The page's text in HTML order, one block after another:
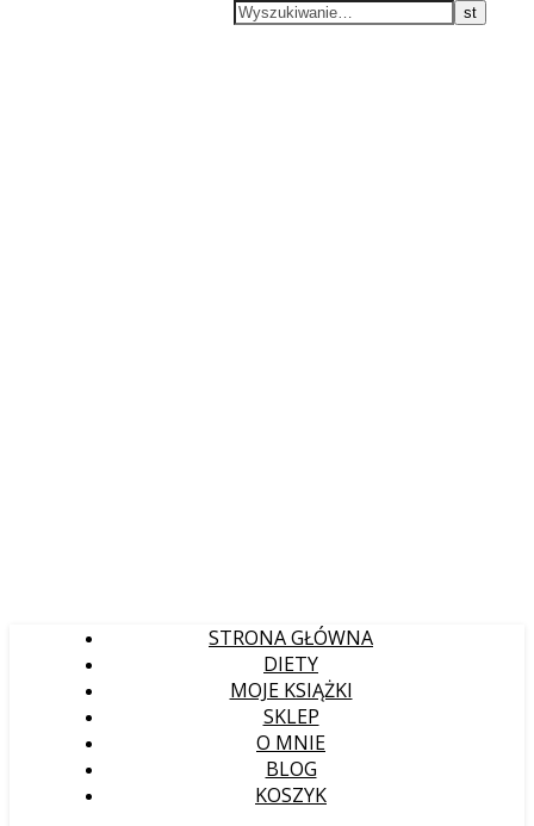
STRONA GŁÓWNA
DIETY
MOJE KSIĄŻKI
SKLEP
O MNIE
BLOG
KOSZYK